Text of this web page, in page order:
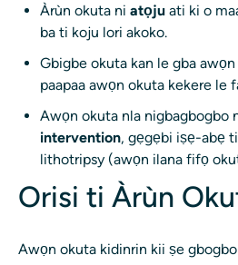
Àrùn okuta ni atọju ati ki o
ba ti koju lori akoko.
Gbigbe okuta kan le gba
paapaa awọn okuta kekere le
Awọn okuta nla nigbagbogbo
intervention, gẹgẹbi iṣẹ-abẹ
lithotripsy (awọn ilana fifọ
Orisi ti Àrùn
Awọn okuta kidinrin kii ṣe